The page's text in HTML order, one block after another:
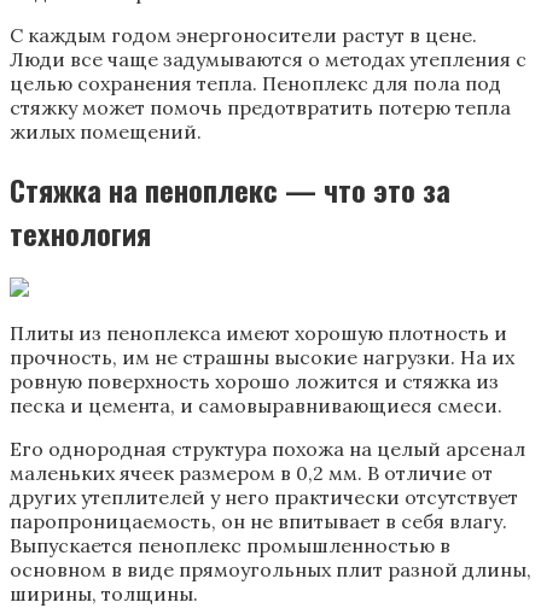
С каждым годом энергоносители растут в цене.
Люди все чаще задумываются о методах утепления с
целью сохранения тепла. Пеноплекс для пола под
стяжку может помочь предотвратить потерю тепла
жилых помещений.
Стяжка на пеноплекс — что это за
технология
Плиты из пеноплекса имеют хорошую плотность и
прочность, им не страшны высокие нагрузки. На их
ровную поверхность хорошо ложится и стяжка из
песка и цемента, и самовыравнивающиеся смеси.
Его однородная структура похожа на целый арсенал
маленьких ячеек размером в 0,2 мм. В отличие от
других утеплителей у него практически отсутствует
паропроницаемость, он не впитывает в себя влагу.
Выпускается пеноплекс промышленностью в
основном в виде прямоугольных плит разной длины,
ширины, толщины.